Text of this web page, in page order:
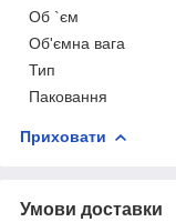
Об `єм
Об'ємна вага
Тип
Паковання
Приховати
Умови доставки